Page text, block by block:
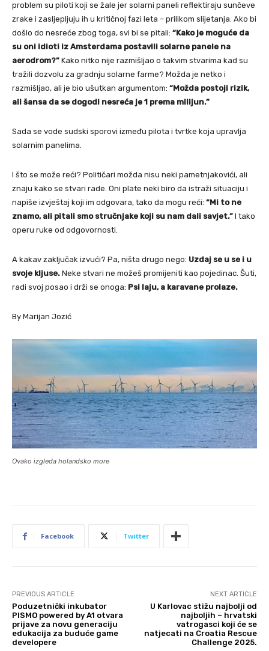
problem su piloti koji se žale jer solarni paneli reflektiraju sunčeve
zrake i zasljepljuju ih u kritičnoj fazi leta – prilikom slijetanja. Ako bi
došlo do nesreće zbog toga, svi bi se pitali: “Kako je moguće da
su oni idioti iz Amsterdama postavili solarne panele na
aerodrom?” Kako nitko nije razmišljao o takvim stvarima kad su
tražili dozvolu za gradnju solarne farme? Možda je netko i
razmišljao, ali je bio ušutkan argumentom: “Možda postoji rizik,
ali šansa da se dogodi nesreća je 1 prema milijun.”
Sada se vode sudski sporovi između pilota i tvrtke koja upravlja
solarnim panelima.
I što se može reći? Političari možda nisu neki pametnjakovići, ali
znaju kako se stvari rade. Oni plate neki biro da istraži situaciju i
napiše izvještaj koji im odgovara, tako da mogu reći: “Mi to ne
znamo, ali pitali smo stručnjake koji su nam dali savjet.” I tako
operu ruke od odgovornosti.
A kakav zaključak izvući? Pa, ništa drugo nego: Uzdaj se u se i u
svoje kljuse. Neke stvari ne možeš promijeniti kao pojedinac. Šuti,
radi svoj posao i drži se onoga: Psi laju, a karavane prolaze.
By Marijan Jozić
Ovako izgleda holandsko more
Facebook Twitter
PREVIOUS ARTICLE
Poduzetnički inkubator
PISMO powered by A1 otvara
prijave za novu generaciju
edukacija za buduće game
developere
NEXT ARTICLE
U Karlovac stižu najbolji od
najboljih – hrvatski
vatrogasci koji će se
natjecati na Croatia Rescue
Challenge 2025.